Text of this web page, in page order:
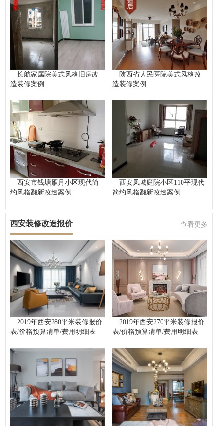
长航家属院美式风格旧房改
造装修案例
陕西省人民医院美式风格改
造装修案例
西安市钱塘雁月小区现代简
约风格翻新改造案例
西安凤城庭院小区110平现代
简约风格翻新改造案例
西安装修改造报价 查看更多
2019年西安280平米装修报价
表/价格预算清单/费用明细表
2019年西安270平米装修报价
表/价格预算清单/费用明细表